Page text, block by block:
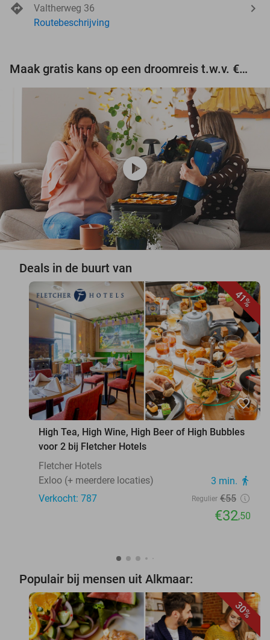
Valtherweg 36
Routebeschrijving
Maak gratis kans op een droomreis t.w.v. €3.000!
play_circle
Deals in de buurt van
41%
favorite_border
High Tea, High Wine, High Beer of High Bubbles
voor 2 bij Fletcher Hotels
Fletcher Hotels
Exloo (+ meerdere locaties)
3 min. directions_walk
Verkocht: 787 Regulier €55
€32,50
Populair bij mensen uit Alkmaar:
30%